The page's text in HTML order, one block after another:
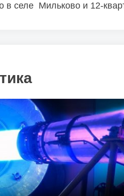
в селе Мильково и 12-